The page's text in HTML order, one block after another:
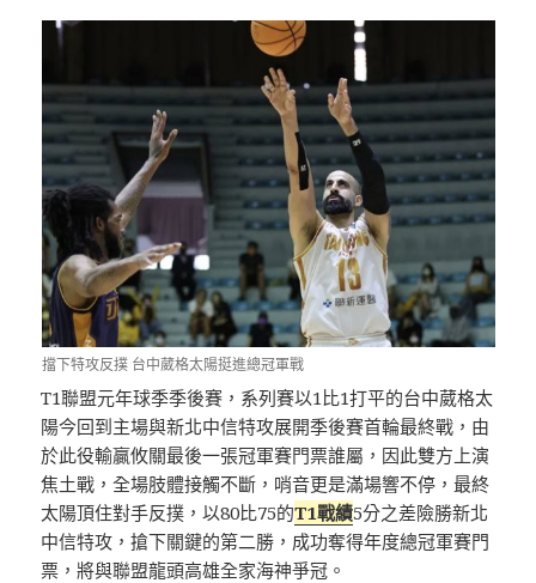
擋下特攻反撲 台中葳格太陽挺進總冠軍戰
T1聯盟元年球季季後賽，系列賽以1比1打平的台中葳格太
陽今回到主場與新北中信特攻展開季後賽首輪最終戰，由
於此役輸贏攸關最後一張冠軍賽門票誰屬，因此雙方上演
焦土戰，全場肢體接觸不斷，哨音更是滿場響不停，最終
太陽頂住對手反撲，以80比75的T1戰績5分之差險勝新北
中信特攻，搶下關鍵的第二勝，成功奪得年度總冠軍賽門
票，將與聯盟龍頭高雄全家海神爭冠。